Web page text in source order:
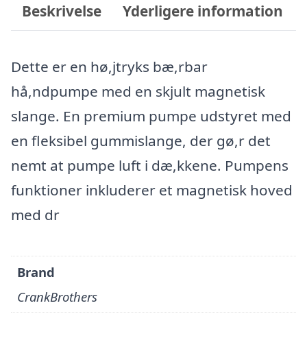
Beskrivelse Yderligere information
Dette er en hø,jtryks bæ,rbar
hå,ndpumpe med en skjult magnetisk
slange. En premium pumpe udstyret med
en fleksibel gummislange, der gø,r det
nemt at pumpe luft i dæ,kkene. Pumpens
funktioner inkluderer et magnetisk hoved
med dr
Brand
CrankBrothers